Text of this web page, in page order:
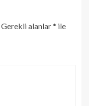
Gerekli alanlar* ile